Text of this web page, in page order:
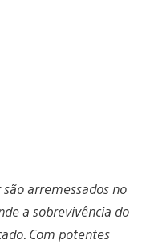
arremessados no
a sobrevivência do
Com potentes